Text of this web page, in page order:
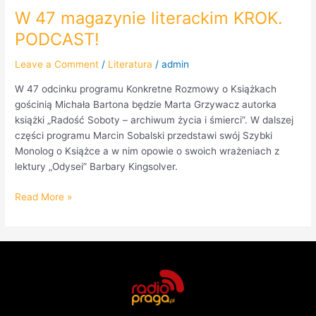
W 47 magazynie literackim KROK.
PODCAST!
Leave a Comment / Literatura /admin
W 47 odcinku programu Konkretne Rozmowy o Książkach
gościnią Michała Bartona będzie Marta Grzywacz autorka
książki „Radość Soboty – archiwum życia i śmierci”. W dalszej
części programu Marcin Sobalski przedstawi swój Szybki
Monolog o Książce a w nim opowie o swoich wrażeniach z
lektury „Odysei” Barbary Kingsolver.
Read More »